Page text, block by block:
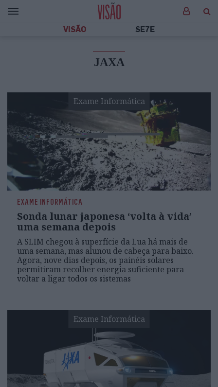
VISÃO SE7E
JAXA
Exame Informática
EXAME INFORMÁTICA
Sonda lunar japonesa ‘volta à vida’
uma semana depois
A SLIM chegou à superfície da Lua há mais de
uma semana, mas alunou de cabeça para baixo.
Agora, nove dias depois, os painéis solares
permitiram recolher energia suficiente para
voltar a ligar todos os sistemas
Exame Informática